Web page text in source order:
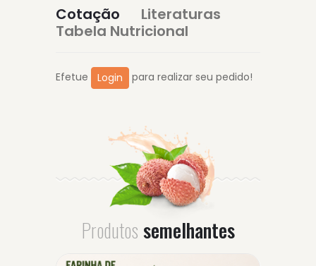
Cotação
Literaturas
Tabela Nutricional
Efetue Login para realizar seu pedido!
Produtos semelhantes